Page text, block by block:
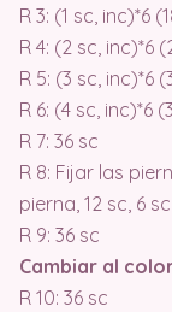
R 3: (1 sc, inc)*6
R 4: (2 sc, inc)*6
R 5: (3 sc, inc)*6
R 6: (4 sc, inc)*6
R 7: 36 sc
R 8: Fijar las
pierna, 12 sc, 6
R 9: 36 sc
Cambiar al
R 10: 36 sc